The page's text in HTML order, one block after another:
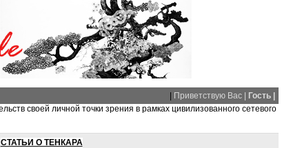
| Приветствую Вас | Гость |
своей личной точки зрения в рамках цивилизованного сетевого
СТАТЬИ О ТЕНКАРА